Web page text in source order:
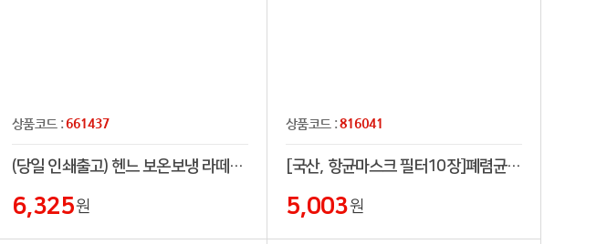
상품코드 :661437
(당일 인쇄출고) 헨느 보온보냉 라떼텀블러 500ml
6,325원
상품코드 :816041
[국산, 항균마스크 필터10장]폐렴균항균 면 덴탈패션 연예인 마스크 호환,재고확보,수출가능
5,003원